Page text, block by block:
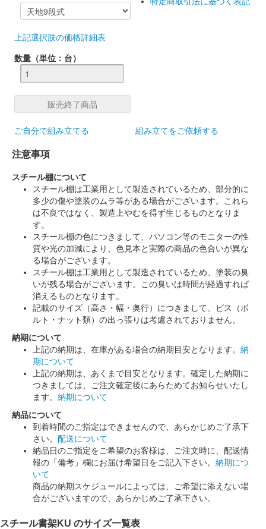
上記選択肢の価格詳細表
数量（単位：台）
ご自分で組み立てる 組み立てをご依頼する
注意事項
スチール棚について
スチール棚は工業用として製造されているため、部分的に
多少の傷や塗装のムラ等がある場合がございます。これら
は不良ではなく、製造上やむを得ず生じるものとなりま
す。
スチール棚の色につきまして、パソコン等のモニターの性
質や光の加減により、色見本と実際の商品の色合いが異な
る場合がございます。
スチール棚は工業用として製造されているため、塗装の臭
いが残る場合がございます。この臭いは時間が経過すれば
消えるものとなります。
記載のサイズ（高さ・幅・奥行）につきまして、ビス（ボ
ルト・ナット類）の出っ張りは考慮されておりません。
納期について
上記の納期は、在庫がある場合の納期目安となります。 納
期について
上記の納期は、あくまで目安となります。確定した納期に
つきましては、ご注文確定後にあらためてお知らせいたし
ます。 納期について
納品について
到着時間のご指定はできませんので、あらかじめご了承下
さい。 配送について
納品日のご指定をご希望のお客様は、ご注文時に、配送情
報の「備考」欄にお届け希望日をご記入下さい。 納期につ
いて
商品の納期スケジュールによっては、ご希望に添えない場
合がございますので、あらかじめご了承下さい。
スチール書架KU のサイズ一覧表